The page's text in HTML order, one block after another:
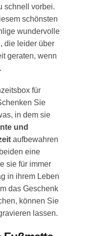
schnell vorbei.
schönsten
wundervolle
die leider über
geraten, wenn
für
Sie
in dem sie
und
aufbewahren
eine
sie für immer
in ihrem Leben
das Geschenk
können Sie
lassen.